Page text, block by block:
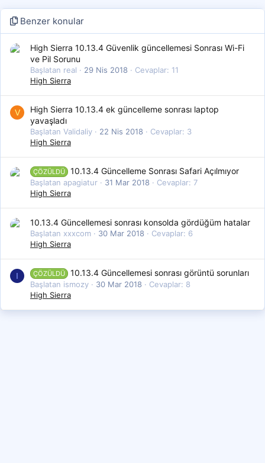
Benzer konular
High Sierra 10.13.4 Güvenlik güncellemesi Sonrası Wi-Fi
ve Pil Sorunu
Başlatan real 29 Nis 2018
Cevaplar: 11
High Sierra
V
High Sierra 10.13.4 ek güncelleme sonrası laptop
yavaşladı
Başlatan Validaliy 22 Nis 2018
Cevaplar: 3
High Sierra
ÇÖZÜLDÜ 10.13.4 Güncelleme Sonrası Safari Açılmıyor
Başlatan apagiatur 31 Mar 2018
Cevaplar: 7
High Sierra
10.13.4 Güncellemesi sonrası konsolda gördüğüm hatalar
Başlatan xxxcom 30 Mar 2018
Cevaplar: 6
High Sierra
I ÇÖZÜLDÜ 10.13.4 Güncellemesi sonrası görüntü sorunları
Başlatan ismozy 30 Mar 2018
Cevaplar: 8
High Sierra